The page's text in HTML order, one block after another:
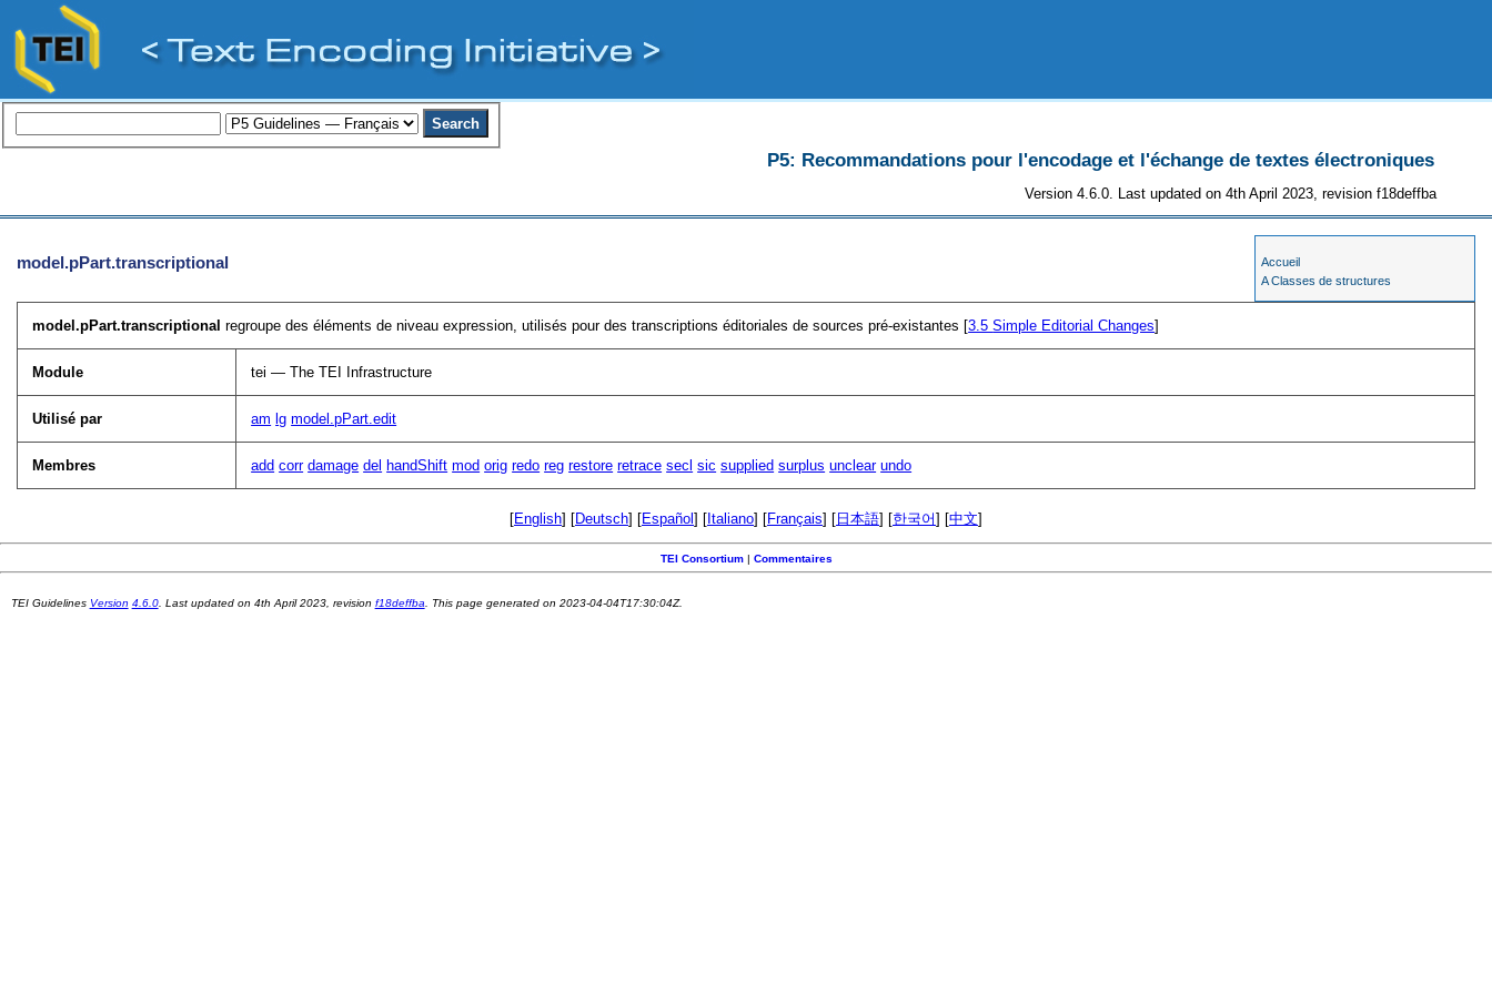
P5: Recommandations pour l'encodage et l'échange de textes électroniques
Version 4.6.0. Last updated on 4th April 2023, revision f18deffba
Accueil
A Classes de structures
model.pPart.transcriptional
model.pPart.transcriptional regroupe des éléments de niveau expression, utilisés pour des transcriptions éditoriales de sources pré-existantes [3.5Simple Editorial Changes]
Module tei — The TEI Infrastructure
Utilisé par am lg model.pPart.edit
Membres add corr damage del handShift mod orig redo reg restore retrace secl sic supplied surplus unclear undo
[English] [Deutsch] [Español] [Italiano] [Français] [日本語] [한국어] [中文]
TEI Consortium| Commentaires
TEI Guidelines Version 4.6.0. Last updated on 4th April 2023, revision f18deffba . This page generated on 2023-04-04T17:30:04Z.